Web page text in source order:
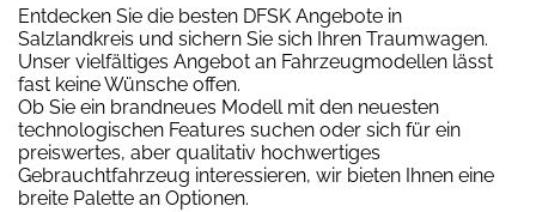
Entdecken Sie die besten DFSK Angebote in
Salzlandkreis und sichern Sie sich Ihren Traumwagen.
Unser vielfältiges Angebot an Fahrzeugmodellen lässt
fast keine Wünsche offen.
Ob Sie ein brandneues Modell mit den neuesten
technologischen Features suchen oder sich für ein
preiswertes, aber qualitativ hochwertiges
Gebrauchtfahrzeug interessieren, wir bieten Ihnen eine
breite Palette an Optionen.